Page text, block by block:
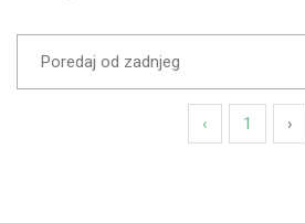
LABORATORIES INELDEA
‹ 1 ›